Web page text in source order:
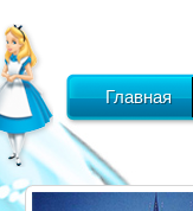
Главная